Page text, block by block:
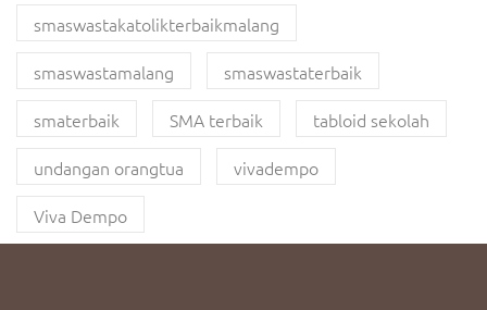
smaswastakatolikterbaikmalang
smaswastamalang
smaswastaterbaik
smaterbaik
SMA terbaik
tabloid sekolah
undangan orangtua
vivadempo
Viva Dempo